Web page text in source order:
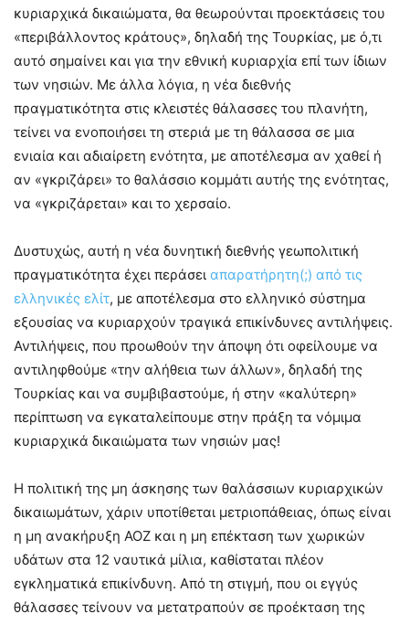
κυριαρχικά δικαιώματα, θα θεωρούνται προεκτάσεις του
«περιβάλλοντος κράτους», δηλαδή της Τουρκίας, με ό,τι
αυτό σημαίνει και για την εθνική κυριαρχία επί των ίδιων
των νησιών. Με άλλα λόγια, η νέα διεθνής
πραγματικότητα στις κλειστές θάλασσες του πλανήτη,
τείνει να ενοποιήσει τη στεριά με τη θάλασσα σε μια
ενιαία και αδιαίρετη ενότητα, με αποτέλεσμα αν χαθεί ή
αν «γκριζάρει» το θαλάσσιο κομμάτι αυτής της ενότητας,
να «γκριζάρεται» και το χερσαίο.
Δυστυχώς, αυτή η νέα δυνητική διεθνής γεωπολιτική
πραγματικότητα έχει περάσει απαρατήρητη(;) από τις
ελληνικές ελίτ, με αποτέλεσμα στο ελληνικό σύστημα
εξουσίας να κυριαρχούν τραγικά επικίνδυνες αντιλήψεις.
Αντιλήψεις, που προωθούν την άποψη ότι οφείλουμε να
αντιληφθούμε «την αλήθεια των άλλων», δηλαδή της
Τουρκίας και να συμβιβαστούμε, ή στην «καλύτερη»
περίπτωση να εγκαταλείπουμε στην πράξη τα νόμιμα
κυριαρχικά δικαιώματα των νησιών μας!
Η πολιτική της μη άσκησης των θαλάσσιων κυριαρχικών
δικαιωμάτων, χάριν υποτίθεται μετριοπάθειας, όπως είναι
η μη ανακήρυξη ΑΟΖ και η μη επέκταση των χωρικών
υδάτων στα 12 ναυτικά μίλια, καθίσταται πλέον
εγκληματικά επικίνδυνη. Από τη στιγμή, που οι εγγύς
θάλασσες τείνουν να μετατραπούν σε προέκταση της